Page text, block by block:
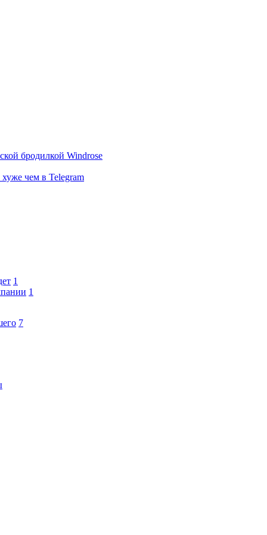
бродилкой Windrose
чем в Telegram
1
1
7